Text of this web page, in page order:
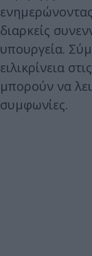
διαρκείς
υπουργεία.
ειλικρίνεια
μπορούν να
συμφωνίες.